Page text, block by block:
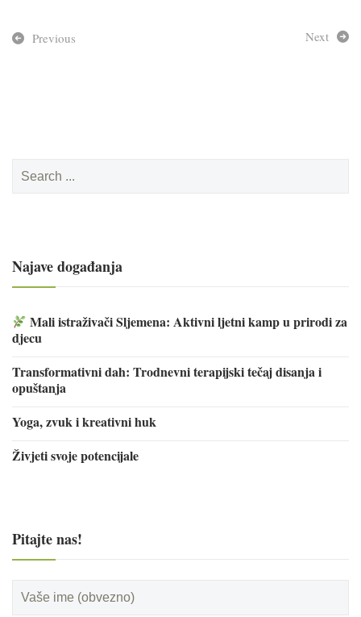
Previous Next
for:
Najave događanja
Mali istraživači Sljemena: Aktivni ljetni kamp u prirodi za
djecu
Transformativni dah: Trodnevni terapijski tečaj disanja i
opuštanja
Yoga, zvuk i kreativni huk
Živjeti svoje potencijale
Pitajte nas!